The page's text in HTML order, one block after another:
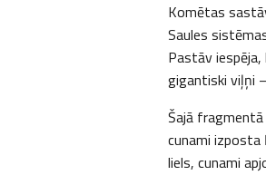
Komētas
Saules
Pastāv
gigantiski viļņi
Šajā
cunami izposta
liels, cunami